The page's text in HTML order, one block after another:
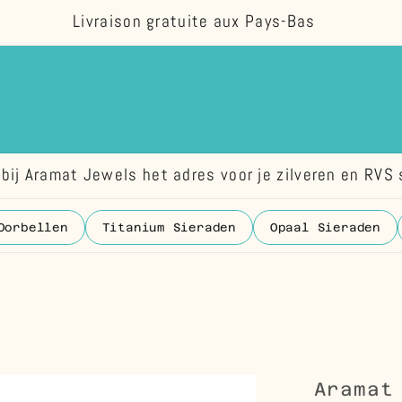
Livraison gratuite aux Pays-Bas
Aramat Jewels het adres voor je zilveren en RVS
Titanium Sieraden Opaal Sieraden